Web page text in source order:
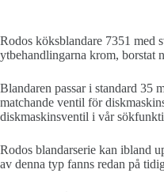
Rodos köksblandare 7351 med
ytbehandlingarna krom, borstat
Blandaren passar i standard 35
matchande ventil för
diskmaskinsventil i vår
Rodos blandarserie kan ibland
av denna typ fanns redan på